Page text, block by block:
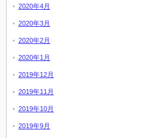
2020年4月
2020年3月
2020年2月
2020年1月
2019年12月
2019年11月
2019年10月
2019年9月